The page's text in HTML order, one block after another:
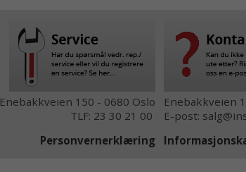
Enebakkveien 150 - 0680 Oslo
TLF: 23 30 21 00
Personvernerklæring
Enebakkveien
E-post: